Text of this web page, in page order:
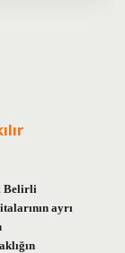
Belirli
ayrı